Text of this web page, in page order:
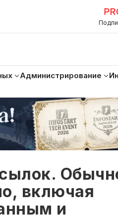
Администрирование
включая
и